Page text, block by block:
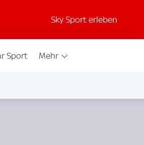
Sky Sport erleben
Sport Mehr